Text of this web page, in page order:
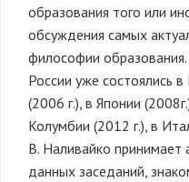
образования того или
обсуждения самых
философии образования.
России уже состоялись
(2006 г.), в Японии
Колумбии (2012 г.), в
В. Наливайко принимает
данных заседаний,